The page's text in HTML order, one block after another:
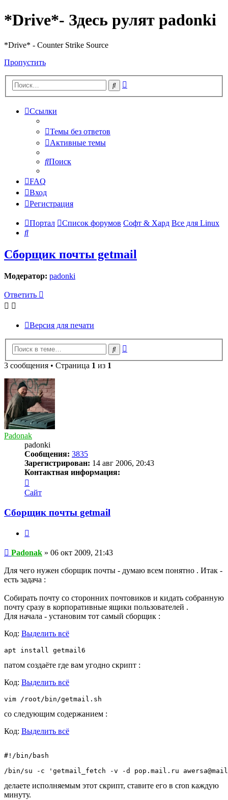
*Drive*- Здесь рулят padonki
*Drive* - Counter Strike Source
Пропустить
Поиск
Ссылки
Темы без ответов
Активные темы
Поиск
FAQ
Вход
Регистрация
Портал Список форумов Софт & Хард Все для Linux
Поиск
Сборщик почты getmail
Модератор: padonki
Ответить
Версия для печати
Поиск
3 сообщения • Страница 1 из 1
Padonak
padonki
Сообщения: 3835
Зарегистрирован: 14 авг 2006, 20:43
Контактная информация:
информация
пользователя
Сайт
Сборщик почты getmail
Сообщение
Padonak » 06 окт 2009, 21:43
Для чего нужен сборщик почты - думаю всем понятно . Итак -
есть задача :
Собирать почту со сторонних почтовиков и кидать собранную
почту сразу в корпоративные ящики пользователей .
Для начала - установим тот самый сборщик :
Код: Выделить всё
apt install getmail6
патом создаёте где вам угодно скрипт :
Код: Выделить всё
vim /root/bin/getmail.sh
со следующим содержанием :
Код: Выделить всё
#!/bin/bash
/bin/su -c 'getmail_fetch -v -d pop.mail.ru
делаете исполняемым этот скрипт, ставите его в cron каждую
минуту.